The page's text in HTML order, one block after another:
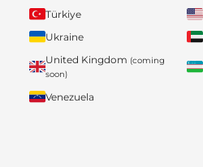
Türkiye
Ukraine
United Kingdom (coming
soon)
Venezuela